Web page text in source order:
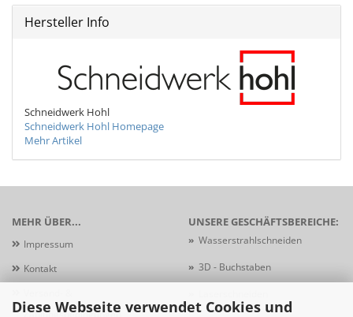
Diese Webseite verwendet Cookies und
Hersteller Info
Schneidwerk Hohl
Schneidwerk Hohl Homepage
Mehr Artikel
MEHR ÜBER...
Impressum
Kontakt
Zahlungsbedingungen
UNSERE GESCHÄFTSBEREICHE:
» Wasserstrahlschneiden
» 3D - Buchstaben